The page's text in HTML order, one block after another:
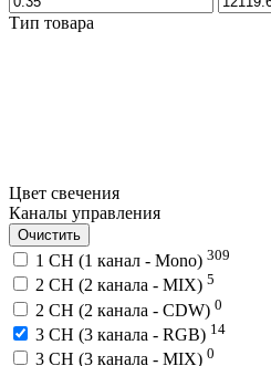
Тип товара
Цвет свечения
Каналы управления
Очистить
1 CH (1 канал - Mono) 309
2 CH (2 канала - MIX) 5
2 CH (2 канала - CDW) 0
3 CH (3 канала - RGB) 14
3 CH (3 канала - MIX) 0